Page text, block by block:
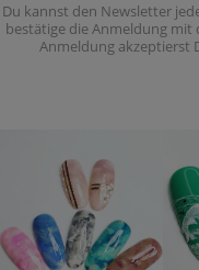
Du kannst den Newsletter
bestätige die Anmeldung mit
Anmeldung akzeptierst